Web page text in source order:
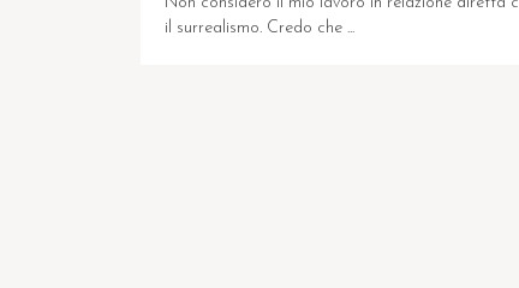
il surrealismo. Credo che ...